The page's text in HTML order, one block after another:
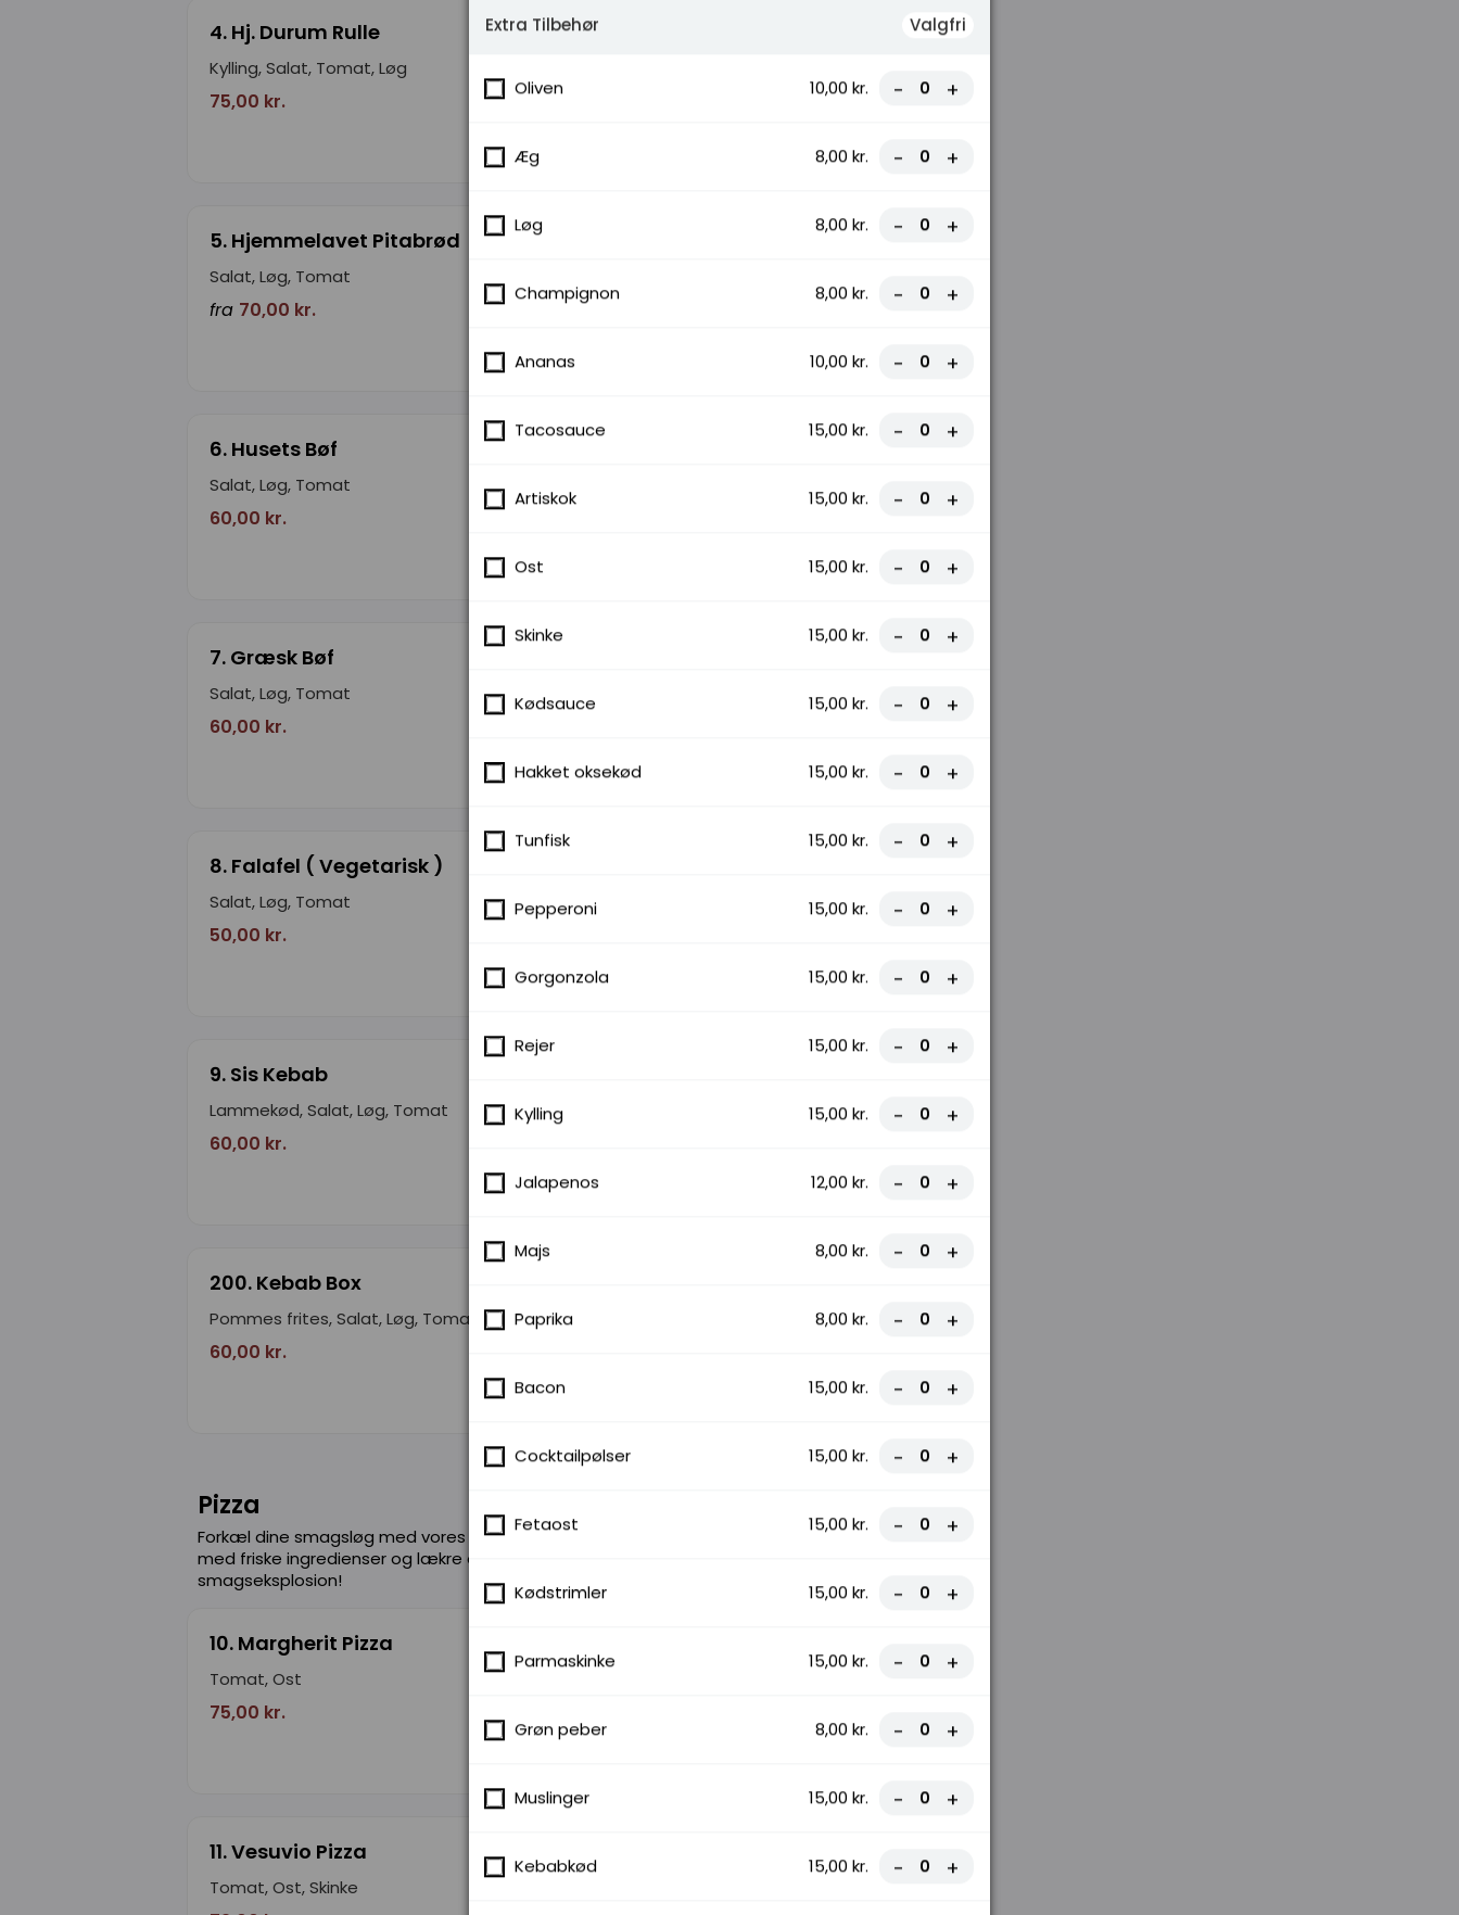
4. Hj. Durum Rulle
Kylling, Salat, Tomat, Løg
75,00 kr.
5. Hjemmelavet Pitabrød
Salat, Løg, Tomat
fra 70,00 kr.
6. Husets Bøf
Salat, Løg, Tomat
60,00 kr.
7. Græsk Bøf
Salat, Løg, Tomat
60,00 kr.
8. Falafel ( Vegetarisk )
Salat, Løg, Tomat
50,00 kr.
9. Sis Kebab
Lammekød, Salat, Løg, Tomat
60,00 kr.
200. Kebab Box
Pommes frites, Salat, Løg, Tomat
60,00 kr.
Pizza
Forkæl dine smagsløg med vores uimodståelige udvalg af pizzaer, toppet
med friske ingredienser og lækre oste. Bestil nu og nyd den perfekte
smagseksplosion!
10. Margherit Pizza
Tomat, Ost
75,00 kr.
11. Vesuvio Pizza
Tomat, Ost, Skinke
Extra Tilbehør Valgfri
Oliven 10,00 kr. - +
Æg 8,00 kr. - +
Løg 8,00 kr. - +
Champignon 8,00 kr. - +
Ananas 10,00 kr. - +
Tacosauce 15,00 kr. - +
Artiskok 15,00 kr. - +
Ost 15,00 kr. - +
Skinke 15,00 kr. - +
Kødsauce 15,00 kr. - +
Hakket oksekød 15,00 kr. - +
Tunfisk 15,00 kr. - +
Pepperoni 15,00 kr. - +
Gorgonzola 15,00 kr. - +
Rejer 15,00 kr. - +
Kylling 15,00 kr. - +
Jalapenos 12,00 kr. - +
Majs 8,00 kr. - +
Paprika 8,00 kr. - +
Bacon 15,00 kr. - +
Cocktailpølser 15,00 kr. - +
Fetaost 15,00 kr. - +
Kødstrimler 15,00 kr. - +
Parmaskinke 15,00 kr. - +
Grøn peber 8,00 kr. - +
Muslinger 15,00 kr. - +
Kebabkød 15,00 kr. - +